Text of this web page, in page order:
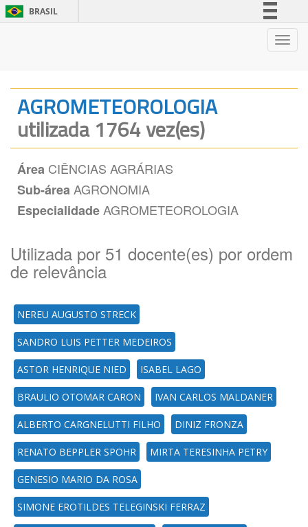
BRASIL
Legislação
Canais
AGROMETEOROLOGIA
utilizada 1764 vez(es)
Área CIÊNCIAS AGRÁRIAS
Sub-área AGRONOMIA
Especialidade AGROMETEOROLOGIA
Utilizada por 51 docente(es) por ordem
de relevância
NEREU AUGUSTO STRECK
SANDRO LUIS PETTER MEDEIROS
ASTOR HENRIQUE NIED ISABEL LAGO
BRAULIO OTOMAR CARON IVAN CARLOS MALDANER
ALBERTO CARGNELUTTI FILHO DINIZ FRONZA
RENATO BEPPLER SPOHR MIRTA TERESINHA PETRY
GENESIO MARIO DA ROSA
SIMONE EROTILDES TELEGINSKI FERRAZ